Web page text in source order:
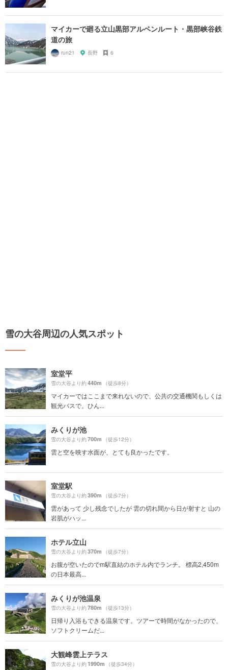
マイカーで廻る立山黒部アルペンルート・黒部峡谷鉄
道の旅
run21 長野 6
雪の大谷周辺の人気スポット
室堂平
雪の大谷より約440m （徒歩8分）
マイカーではここまで来れないので、公共の交通機関もしくは
観光バスで。ひん...
みくりが池
雪の大谷より約700m （徒歩12分）
雲と空を映す水面が、とても良かったです。
室堂駅
雪の大谷より約390m （徒歩7分）
雲があって 少し残念でしたが 雲の切れ間から日が射すと 山の
岩肌がハッ...
ホテル立山
雪の大谷より約370m （徒歩7分）
お腹が空いたのでm駅直結のホテル内でランチ。 標高2,450m
の日本最高...
みくりが池温泉
雪の大谷より約780m （徒歩13分）
日帰り入浴もできる温泉です。ツアーで時間がなかったので、
ソフトクリームだ...
大観峰雲上テラス
雪の大谷より約1990m （徒歩34分）